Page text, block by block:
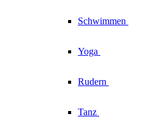
Schwimmen
Yoga
Rudern
Tanz